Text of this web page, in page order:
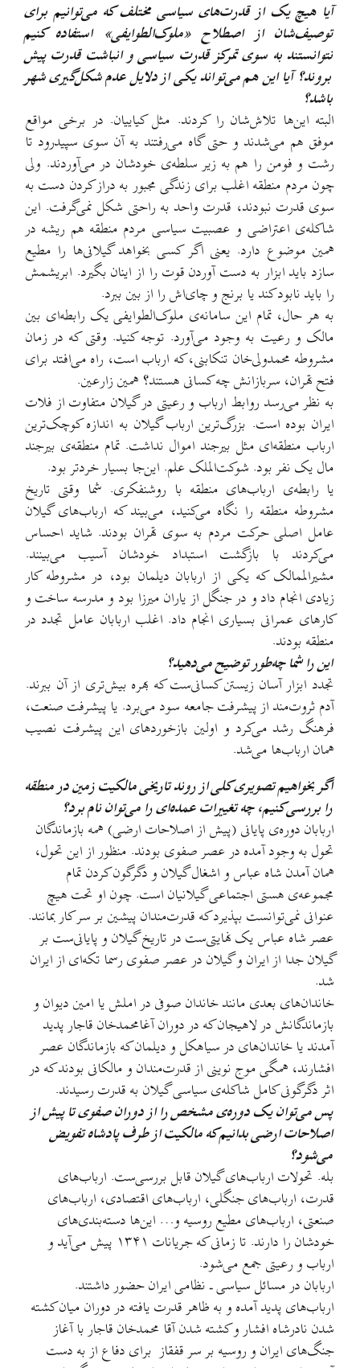
آیا هیچ یک از قدرت‌های سیاسی مختلف که می‌توانیم برای
توصیف‌شان از اصطلاح «ملوک‌الطوایفی» استفاده کنیم
نتوانستند به سوی تمرکز قدرت سیاسی و انباشت قدرت پیش
بروند؟ آیا این هم می‌تواند یکی از دلایل عدم شکل‌گیری شهر
باشد؟
البته این‌ها تلاش‌شان را کردند. مثل کیاییان. در برخی مواقع
موفق هم می‌شدند و حتی گاه می‌رفتند به آن سوی سپیدرود تا
رشت و فومن را هم به زیر سلطه‌ی خودشان در می‌آوردند. ولی
چون مردم منطقه اغلب برای زندگی مجبور به دراز کردن دست به
سوی قدرت نبودند، قدرت واحد به راحتی شکل نمی‌گرفت. این
شاکله‌ی اعتراضی و عصبیت سیاسی مردم منطقه هم ریشه در
همین موضوع دارد. یعنی اگر کسی بخواهد گیلانی‌ها را مطیع
سازد باید ابزار به دست آوردن قوت را از اینان بگیرد. ابریشمش
را باید نابود کند یا برنج و چای‌اش را از بین ببرد.
به هر حال، تمام این سامانه‌ی ملوک‌الطوایفی یک رابطه‌ای بین
مالک و رعیت به وجود می‌آورد. توجه کنید. وقتی که در زمان
مشروطه محمدولی‌خان تنکابنی، که ارباب است، راه می‌افتد برای
فتح تهران، سربازانش چه کسانی هستند؟ همین زارعین.
به نظر می‌رسد روابط ارباب و رعیتی در گیلان متفاوت از فلات
ایران بوده است. بزرگ‌ترین ارباب گیلان به اندازه کوچک‌ترین
ارباب منطقه‌ای مثل بیرجند اموال نداشت. تمام منطقه‌ی بیرجند
مال یک نفر بود. شوکت‌الملک علم. این‌جا بسیار خردتر بود.
یا رابطه‌ی ارباب‌های منطقه با روشنفکری. شما وقتی تاریخ
مشروطه منطقه را نگاه می‌کنید، می‌بیند که ارباب‌های گیلان
عامل اصلی حرکت مردم به سوی تهران بودند. شاید احساس
می‌کردند با بازگشت استبداد خودشان آسیب می‌بینند.
مشیرالممالک که یکی از اربابان دیلمان بود، در مشروطه کار
زیادی انجام داد و در جنگل از یاران میرزا بود و مدرسه ساخت و
کارهای عمرانی بسیاری انجام داد. اغلب اربابان عامل تجدد در
منطقه بودند.
این را شما چه‌طور توضیح می‌دهید؟
تجدد ابزار آسان زیستن کسانی‌ست که بهره بیش‌تری از آن ببرند.
آدم ثروت‌مند از پیشرفت جامعه سود می‌برد. یا پیشرفت صنعت،
فرهنگ رشد می‌کرد و اولین بازخوردهای این پیشرفت نصیب
همان ارباب‌ها می‌شد.
اگر بخواهیم تصویری کلی از روند تاریخی مالکیت زمین در منطقه
را بررسی کنیم، چه تغییرات عمده‌ای را می‌توان نام برد؟
اربابان دوره‌ی پایانی (پیش از اصلاحات ارضی) همه بازماندگان
تحول به وجود آمده در عصر صفوی بودند. منظور از این تحول،
همان آمدن شاه عباس و اشغال گیلان و دگرگون کردن تمام
مجموعه‌ی هستی اجتماعی گیلانیان است. چون او تحت هیچ
عنوانی نمی‌توانست بپذیرد که قدرت‌مندان پیشین بر سر کار بمانند.
عصر شاه عباس یک نهایتی‌ست در تاریخ گیلان و پایانی‌ست بر
گیلان جدا از ایران و گیلان در عصر صفوی رسما تکه‌ای از ایران
شد.
خاندان‌های بعدی مانند خاندان صوفی در املش یا امین دیوان و
بازماندگانش در لاهیجان که در دوران آغامحمدخان قاجار پدید
آمدند یا خاندان‌های در سیاهکل و دیلمان که بازماندگان عصر
افشارند، همگی موج نوینی از قدرت‌مندان و مالکانی بودند که در
اثر دگرگونی کامل شاکله‌ی سیاسی گیلان به قدرت رسیدند.
پس می‌توان یک دوره‌ی مشخص را از دوران صفوی تا پیش از
اصلاحات ارضی بدانیم که مالکیت از طرف پادشاه تفویض
می‌شود؟
بله. تحولات ارباب‌های گیلان قابل بررسی‌ست. ارباب‌های
قدرت، ارباب‌های جنگلی، ارباب‌های اقتصادی، ارباب‌های
صنعتی، ارباب‌های مطیع روسیه و… این‌ها دسته‌بندی‌های
خودشان را دارند. تا زمانی که جریانات ۱۳۴۱ پیش می‌آید و
ارباب و رعیتی جمع می‌شود.
اربابان در مسائل سیاسی ـ نظامی ایران حضور داشتند.
ارباب‌های پدید آمده و به ظاهر قدرت یافته در دوران میان کشته
شدن نادرشاه افشار و کشته شدن آقا محمدخان قاجار با آغاز
جنگ‌های ایران و روسیه بر سر قفقاز برای دفاع از به دست